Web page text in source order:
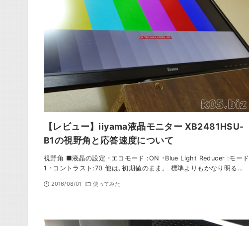
【レビュー】iiyama液晶モニター XB2481HSU-
B1の視野角と応答速度について
視野角 ■液晶の設定 ･エコモード :ON ･Blue Light Reducer :モード
1 ･コントラスト:70 他は､初期値のまま。 標準よりもかなり明る…
2016/08/01 使ってみた